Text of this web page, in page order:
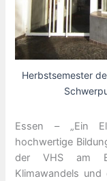
Herbstsemester
Essen – „Ein
hochwertige
der VHS am
Klimawandels und